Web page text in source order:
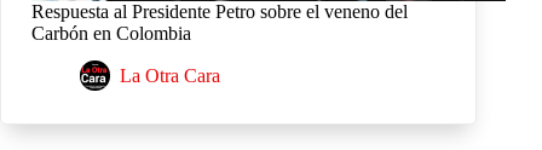
Respuesta al Presidente Petro sobre el veneno del
Carbón en Colombia
La Otra Cara